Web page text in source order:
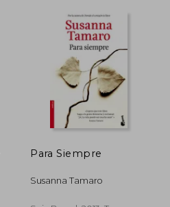
Para Siempre
Susanna Tamaro